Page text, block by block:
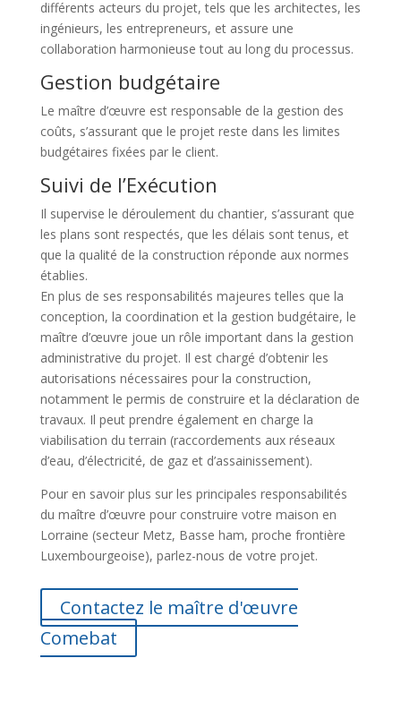
différents acteurs du projet, tels que les architectes, les
ingénieurs, les entrepreneurs, et assure une
collaboration harmonieuse tout au long du processus.
Gestion budgétaire
Le maître d’œuvre est responsable de la gestion des
coûts, s’assurant que le projet reste dans les limites
budgétaires fixées par le client.
Suivi de l’Exécution
Il supervise le déroulement du chantier, s’assurant que
les plans sont respectés, que les délais sont tenus, et
que la qualité de la construction réponde aux normes
établies.
En plus de ses responsabilités majeures telles que la
conception, la coordination et la gestion budgétaire, le
maître d’œuvre joue un rôle important dans la gestion
administrative du projet. Il est chargé d’obtenir les
autorisations nécessaires pour la construction,
notamment le permis de construire et la déclaration de
travaux. Il peut prendre également en charge la
viabilisation du terrain (raccordements aux réseaux
d’eau, d’électricité, de gaz et d’assainissement).
Pour en savoir plus sur les principales responsabilités
du maître d’œuvre pour construire votre maison en
Lorraine (secteur Metz, Basse ham, proche frontière
Luxembourgeoise), parlez-nous de votre projet.
Contactez le maître d'œuvre
Comebat